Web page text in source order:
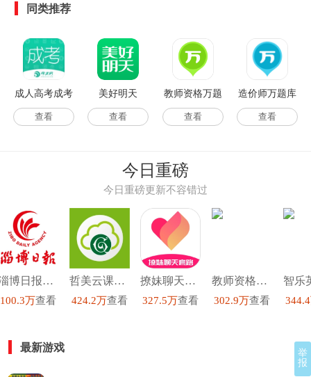
同类推荐
成人高考成考
查看
美好明天
查看
教师资格万题
库
查看
造价师万题库
查看
今日重磅
今日重磅更新不容错过
淄博日报官方最新版
100.3万查看
哲美云课堂最新免费版
424.2万查看
撩妹聊天套路安卓免费版
327.5万查看
教师资格证手机最新版
302.9万查看
最新游戏
举
报